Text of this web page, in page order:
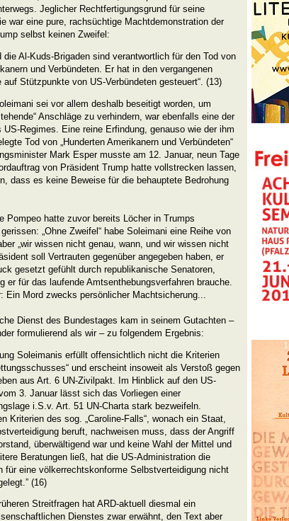
Jeglicher Rechtfertigungsgrund für seine
war eine pure, rachsüchtige Machtdemonstration der
selbst keinen Zweifel:
die Al-Kuds-Brigaden sind verantwortlich für den Tod von
und Verbündeten. Er hat in den vergangenen
auf Stützpunkte von US-Verbündeten gesteuert“. (13)
sei vor allem deshalb beseitigt worden, um
Anschläge zu verhindern, war ebenfalls eine der
US-Regimes. Eine reine Erfindung, genauso wie der ihm
Tod von „Hunderten Amerikanern und Verbündeten“
Mark Esper musste am 12. Januar, neun Tage
von Präsident Trump hatte vollstrecken lassen,
dass es keine Beweise für die behauptete Bedrohung
Pompeo hatte zuvor bereits Löcher in Trumps
„Ohne Zweifel“ habe Soleimani eine Reihe von
„wir wissen nicht genau, wann, und wir wissen nicht
soll Vertrauten gegenüber angegeben haben, er
gesetzt gefühlt durch republikanische Senatoren,
er für das laufende Amtsenthebungsverfahren brauche.
Ein Mord zwecks persönlicher Machtsicherung...
Dienst des Bundestages kam in seinem Gutachten –
formulierend als wir – zu folgendem Ergebnis:
Soleimanis erfüllt offensichtlich nicht die Kriterien
und erscheint insoweit als Verstoß gegen
aus Art. 6 UN-Zivilpakt. Im Hinblick auf den US-
3. Januar lässt sich das Vorliegen einer
i.S.v. Art. 51 UN-Charta stark bezweifeln.
Kriterien des sog. „Caroline-Falls“, wonach ein Staat,
beruft, nachweisen muss, dass der Angriff
überwältigend war und keine Wahl der Mittel und
Beratungen ließ, hat die US-Administration die
für eine völkerrechtskonforme Selbstverteidigung nicht
(16)
Streitfragen hat ARD-aktuell diesmal ein
Dienstes zwar erwähnt, den Text aber